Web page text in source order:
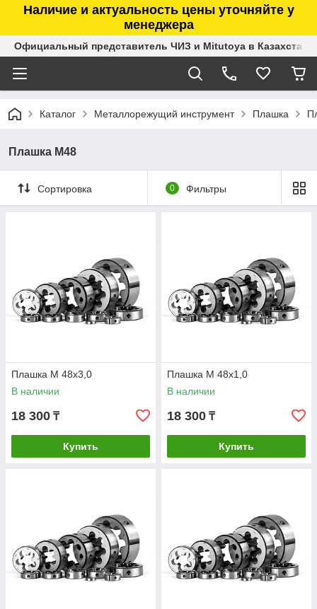
Наличие и актуальность цены уточняйте у
менеджера
Официальный представитель ЧИЗ и Mitutoya в Казахстане
Каталог Металлорежущий инструмент Плашка
Плашка М48
Сортировка 0 Фильтры
Плашка М 48х3,0
В наличии
18 300 ₸
Купить
Плашка М 48х1,0
В наличии
18 300 ₸
Купить